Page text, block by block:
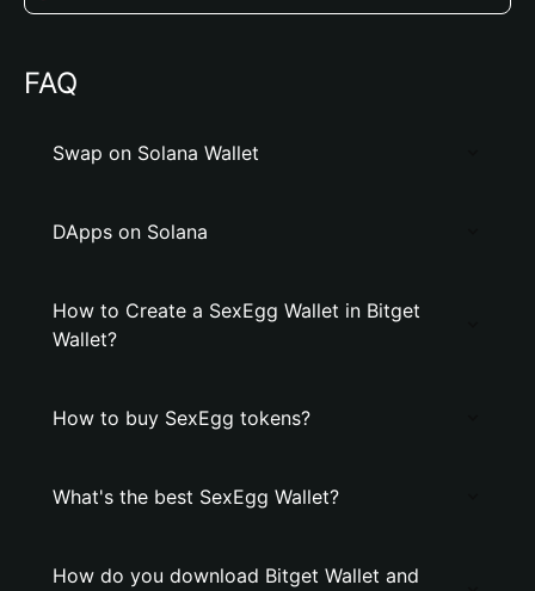
FAQ
Swap on Solana Wallet
DApps on Solana
How to Create a SexEgg Wallet in Bitget
Wallet?
How to buy SexEgg tokens?
What's the best SexEgg Wallet?
How do you download Bitget Wallet and